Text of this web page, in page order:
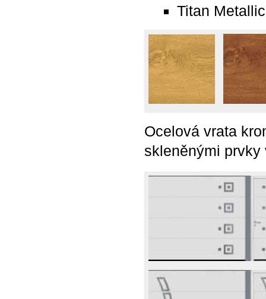
Titan Metallic
Ocelová vrata
skleněnými